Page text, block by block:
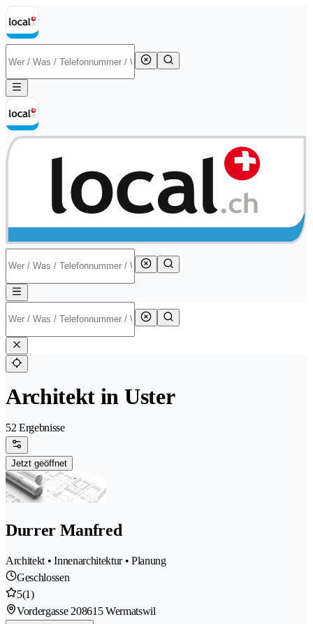
Architekt in Uster
52 Ergebnisse
Jetzt geöffnet
Durrer Manfred
Architekt • Innenarchitektur • Planung
Geschlossen
5(1)
Vordergasse 208615 Wermatswil